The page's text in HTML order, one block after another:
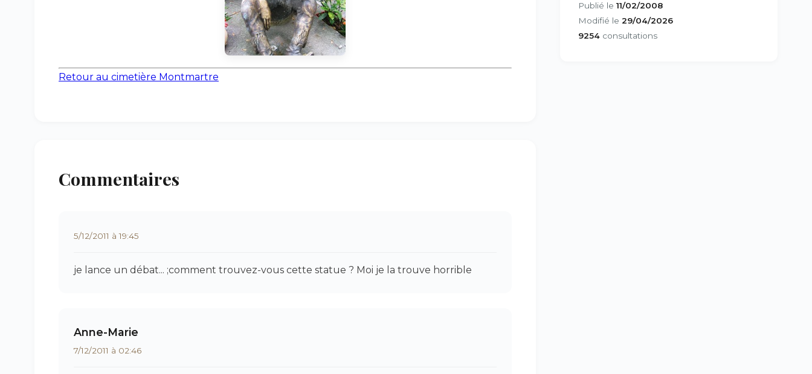
Retour au cimetière Montmartre
Commentaires
5/12/2011 à 19:45
je lance un débat... ;comment trouvez-vous cette statue ? Moi je la trouve horrible
Anne-Marie
7/12/2011 à 02:46
Publié le 11/02/2008
Modifié le 29/04/2026
9254 consultations